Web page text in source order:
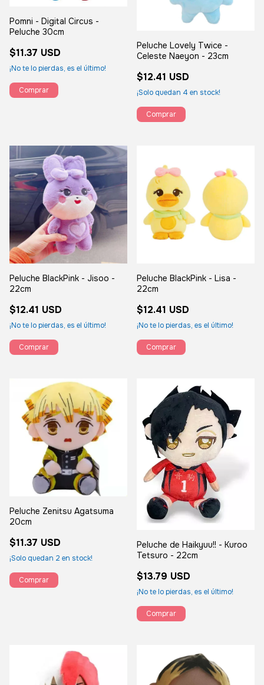
Pomni - Digital Circus -
Peluche 30cm
$11.37 USD
¡No te lo pierdas, es el último!
Peluche Lovely Twice -
Celeste Naeyon - 23cm
$12.41 USD
¡Solo quedan 4 en stock!
Peluche BlackPink - Jisoo -
22cm
$12.41 USD
¡No te lo pierdas, es el último!
Peluche BlackPink - Lisa -
22cm
$12.41 USD
¡No te lo pierdas, es el último!
Peluche Zenitsu Agatsuma
20cm
$11.37 USD
¡Solo quedan 2 en stock!
Peluche de Haikyuu!! - Kuroo
Tetsuro - 22cm
$13.79 USD
¡No te lo pierdas, es el último!